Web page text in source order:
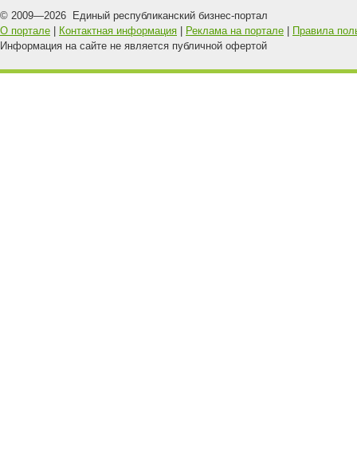
© 2009—2026 Единый республиканский бизнес-портал
О портале
Контактная информация Реклама на портале
Правила
Информация на сайте не является публичной офертой